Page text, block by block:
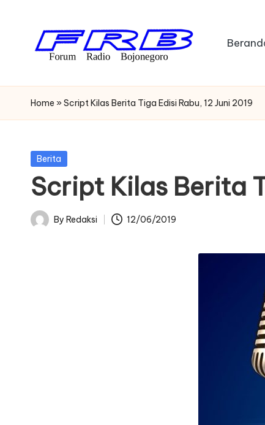
F
o
u
m
R
Radio
Bojonegoro
Home » Script Kilas Berita Tiga Edisi Rabu, 12 Juni 2019
Posted
Berita
Script Kilas Berita
Posted
By Redaksi 12/06/2019